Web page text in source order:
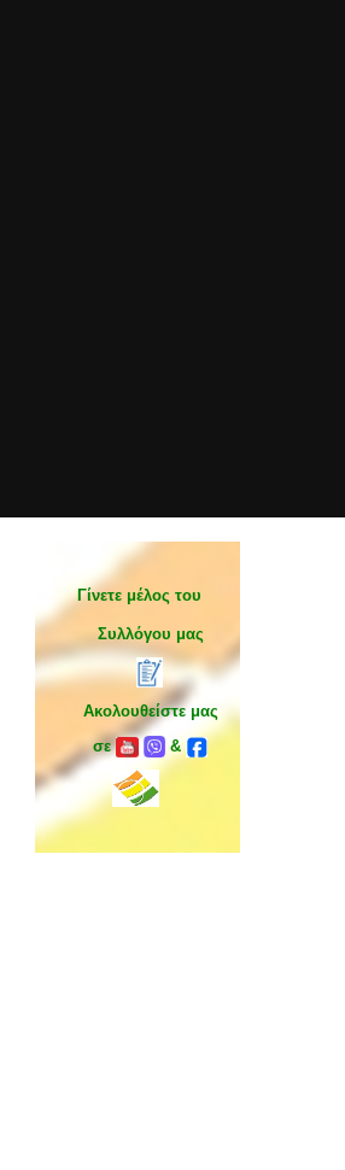
Γίνετε μέλος του
Συλλόγου μας
Ακολουθείστε μας
σε
&